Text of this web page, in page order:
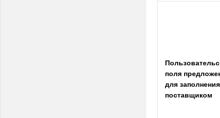
поля
для заполнения
поставщиком